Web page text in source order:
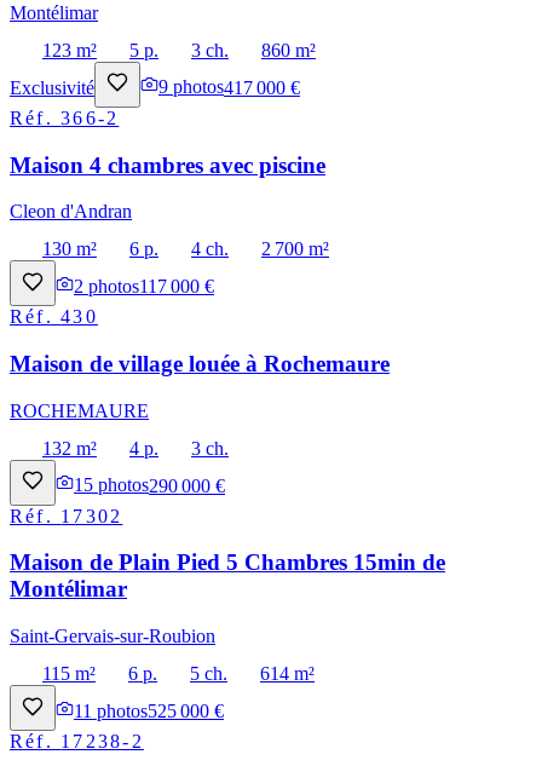
Montélimar
123 m²
5 p. 3 ch.
860 m²
Exclusivité
9 photos417 000 €
Réf.366-2
Maison 4 chambres avec piscine
Cleon d'Andran
130 m²
6 p. 4 ch.
2 700 m²
2 photos117 000 €
Réf.430
Maison de village louée à Rochemaure
ROCHEMAURE
132 m²
4 p.
3 ch.
15 photos290 000 €
Réf. 17302
Maison de Plain Pied 5 Chambres 15min de
Montélimar
Saint-Gervais-sur-Roubion
115 m²
6 p. 5 ch.
614 m²
11 photos525 000 €
Réf. 17238-2